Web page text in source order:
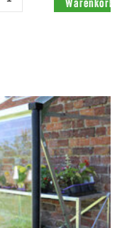
Warenkorb